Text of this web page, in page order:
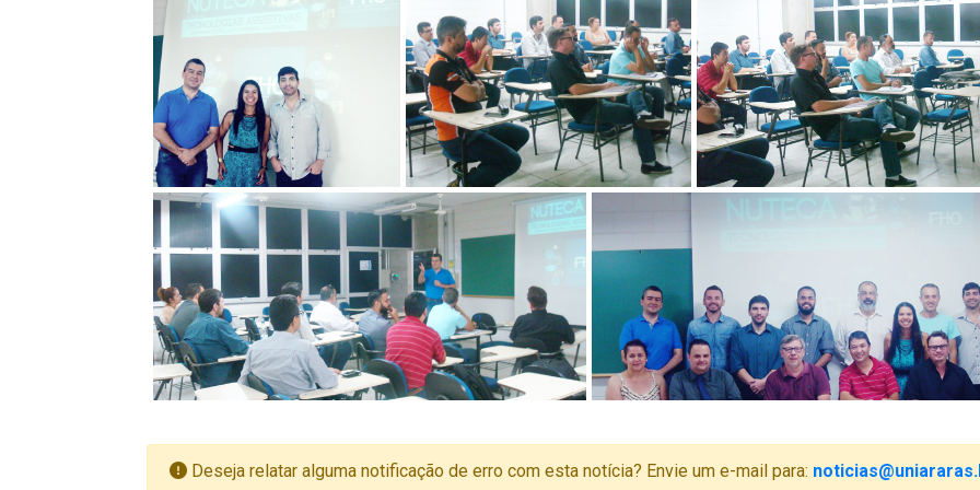
Deseja relatar alguma notificação de erro com esta notícia? Envie um e-mail para: